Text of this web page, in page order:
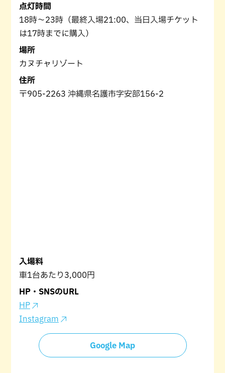
点灯時間
18時～23時（最終入場21:00、当日入場チケット
は17時までに購入）
場所
カヌチャリゾート
住所
〒905-2263 沖縄県名護市字安部156-2
入場料
車1台あたり3,000円
HP・SNSのURL
HP
Instagram
Google Map